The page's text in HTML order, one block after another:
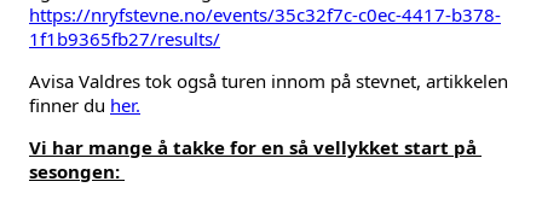
https://nryfstevne.no/events/35c32f7c-c0ec-4417-b378-
1f1b9365fb27/results/
Avisa Valdres tok også turen innom på stevnet, artikkelen
finner du her.
Vi har mange å takke for en så vellykket start på
sesongen: